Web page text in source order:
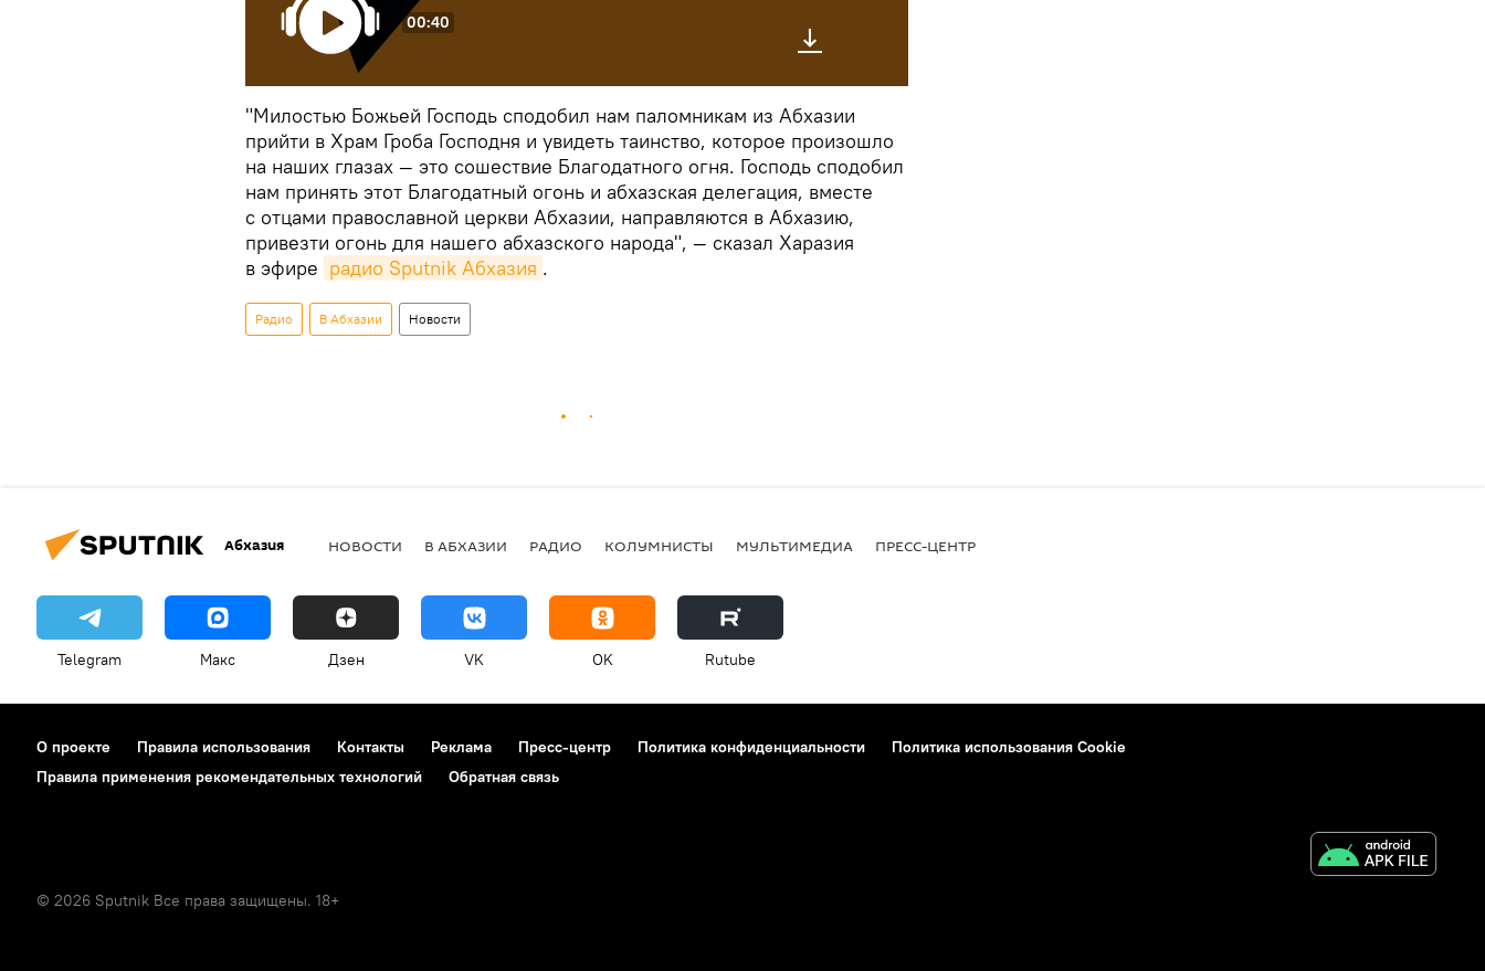
00:40
"Милостью Божьей Господь сподобил нам паломникам из Абхазии
прийти в Храм Гроба Господня и увидеть таинство, которое произошло
на наших глазах — это сошествие Благодатного огня. Господь сподобил
нам принять этот Благодатный огонь и абхазская делегация, вместе
с отцами православной церкви Абхазии, направляются в Абхазию,
привезти огонь для нашего абхазского народа", — сказал Харазия
в эфире радио Sputnik Абхазия .
Радио В Абхазии Новости
Абхазия НОВОСТИ В АБХАЗИИ РАДИО КОЛУМНИСТЫ МУЛЬТИМЕДИА ПРЕСС-ЦЕНТР
Telegram Макс Дзен VK OK Rutube
О проекте Правила использования Контакты Реклама Пресс-центр Политика конфиденциальности
Политика использования Cookie
Правила применения рекомендательных технологий
Обратная связь
© 2026 Sputnik Все права защищены. 18+